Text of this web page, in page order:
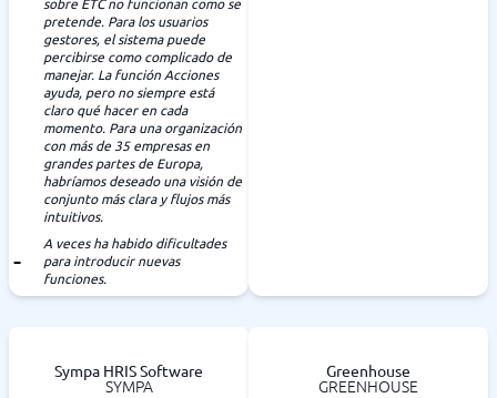
pretende. Para los usuarios
gestores, el sistema puede
percibirse como complicado de
manejar. La función Acciones
ayuda, pero no siempre está
claro qué hacer en cada
momento. Para una organización
con más de 35 empresas en
grandes partes de Europa,
habríamos deseado una visión de
conjunto más clara y flujos más
intuitivos.
A veces ha habido dificultades
para introducir nuevas
funciones.
Sympa HRIS Software
SYMPA
Greenhouse
GREENHOUSE